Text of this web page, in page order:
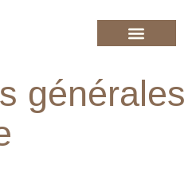
générales